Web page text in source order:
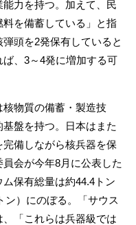
力を持つ。加えて、民
を備蓄している」と指
頭を2発保有していると
、3～4発に増加する可
物質の備蓄・製造技
盤を持つ。日本はまた
備しながら核兵器を保
会が今年8月に公表した
保有総量は約44.4トン
ン）にのぼる。「サウス
「これらは兵器級では